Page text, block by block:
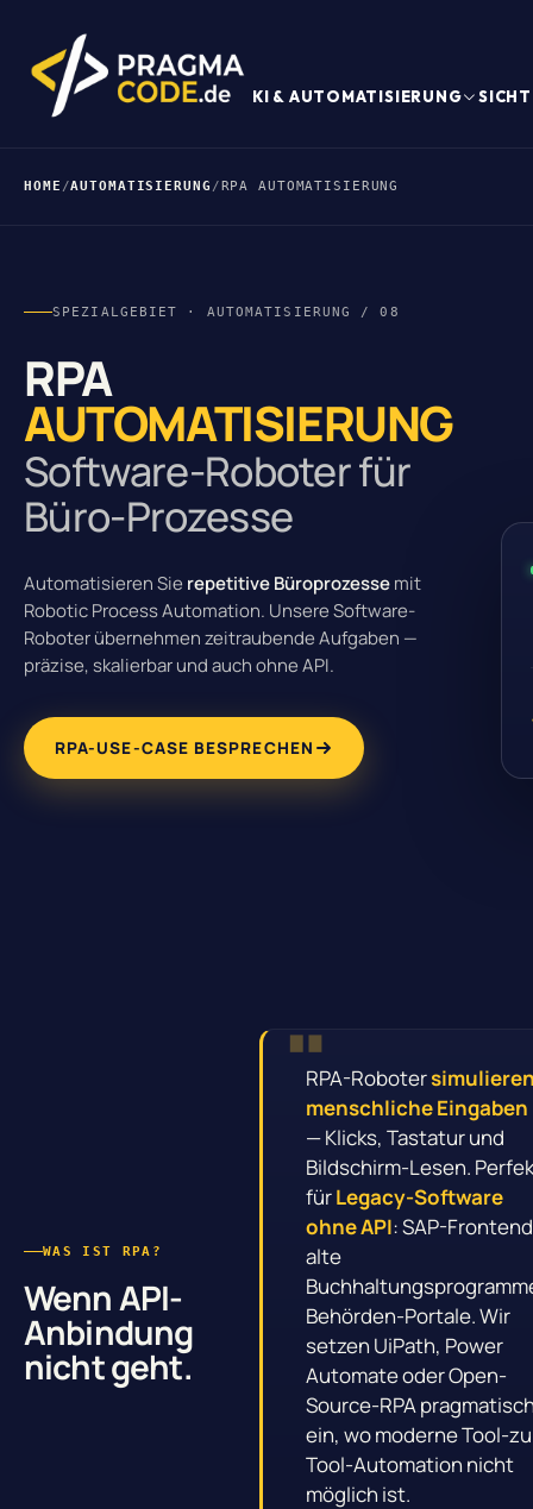
KI & AUTOMATISIERUNG
HOME /AUTOMATISIERUNG /RPA AUTOMATISIERUNG
SPEZIALGEBIET · AUTOMATISIERUNG / 08
RPA
AUTOMATISIERUNG
Software-Roboter für
Büro-Prozesse
Automatisieren Sie repetitive Büroprozessemit
Robotic Process Automation. Unsere Software-
Roboter übernehmen zeitraubende Aufgaben —
präzise, skalierbar und auch ohne API.
RPA-USE-CASE BESPRECHEN
WAS IST RPA?
Wenn API-
Anbindung
nicht geht.
RPA-Roboter
menschliche Eingaben
— Klicks, Tastatur und
Bildschirm-Lesen.
fürLegacy-Software
ohne API: SAP-
alte
Behörden-Portale. Wir
setzen UiPath, Power
Automate oder Open-
Source-RPA
ein, wo moderne Tool-
Tool-Automation nicht
möglich ist.